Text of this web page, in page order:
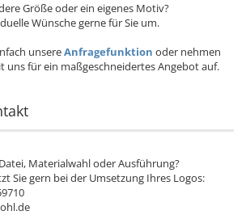
Größe oder ein eigenes Motiv?
Wünsche gerne für Sie um.
unsereAnfragefunktion oder nehmen
uns für ein maßgeschneidertes Angebot auf.
Materialwahl oder Ausführung?
Sie gern bei der Umsetzung Ihres Logos: